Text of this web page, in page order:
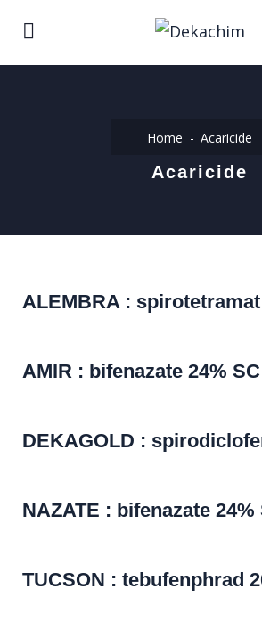
Home Acaricide
Acaricide
ALEMBRA : spirotetramat
AMIR : bifenazate 24% SC
DEKAGOLD :
NAZATE : bifenazate 24%
TUCSON : tebufenphrad